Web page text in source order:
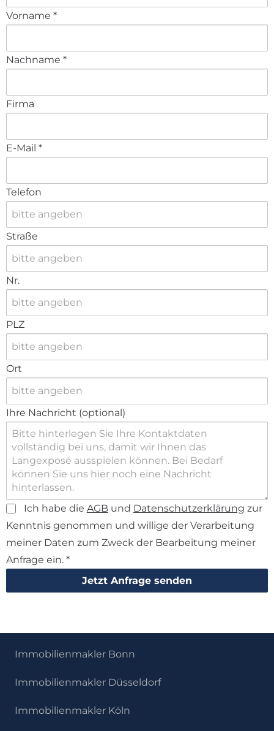
Vorname *
Nachname *
Firma
E-Mail *
Telefon
Straße
Nr.
PLZ
Ort
Ihre Nachricht (optional)
Ich habe die AGBund Datenschutzerklärung zur
Kenntnis genommen und willige der Verarbeitung
meiner Daten zum Zweck der Bearbeitung meiner
Anfrage ein. *
Jetzt Anfrage senden
Immobilienmakler Bonn
Immobilienmakler Düsseldorf
Immobilienmakler Köln